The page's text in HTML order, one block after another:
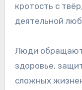
кротость с
деятельной
Люди
здоровье,
сложных